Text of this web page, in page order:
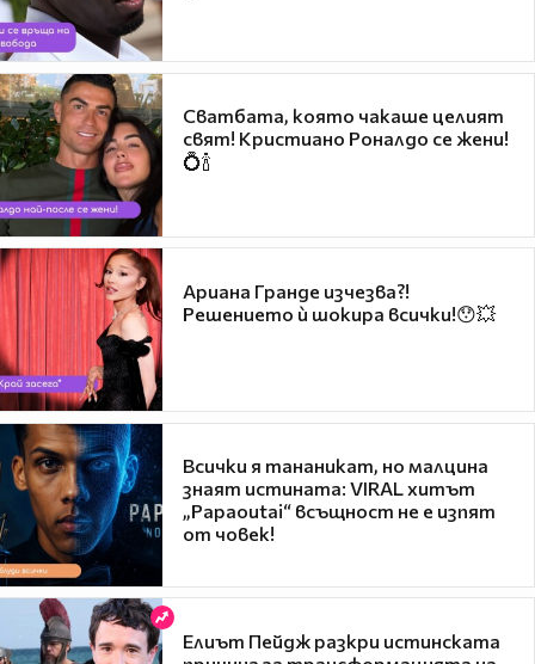
Сватбата, която чакаше целият
свят! Кристиано Роналдо се жени!
💍🍾
Ариана Гранде изчезва?!
Решението ѝ шокира всички!😯💥
Всички я тананикат, но малцина
знаят истината: VIRAL хитът
„Papaoutai“ всъщност не е изпят
от човек!
Елиът Пейдж разкри истинската